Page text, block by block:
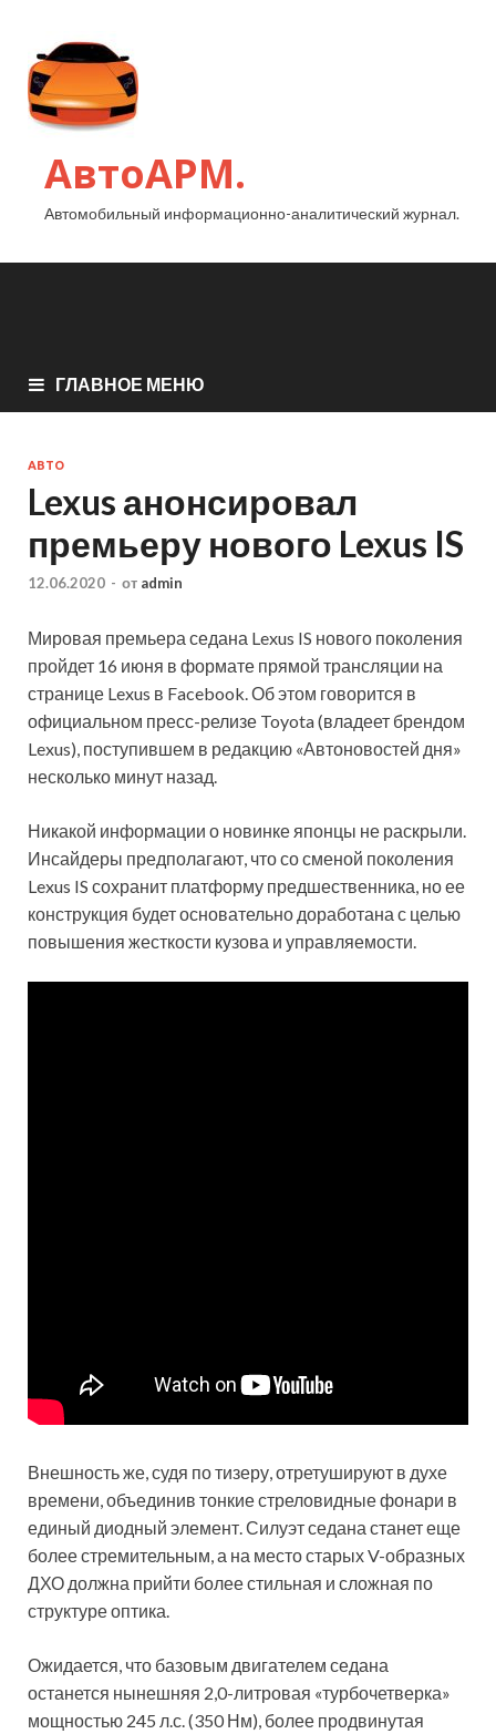
АвтоАРМ.
Автомобильный информационно-аналитический журнал.
ГЛАВНОЕ МЕНЮ
АВТО
Lexus анонсировал
премьеру нового Lexus IS
12.06.2020 - от admin
Мировая премьера седана Lexus IS нового поколения
пройдет 16 июня в формате прямой трансляции на
странице Lexus в Facebook. Об этом говорится в
официальном пресс-релизе Toyota (владеет брендом
Lexus), поступившем в редакцию «Автоновостей дня»
несколько минут назад.
Никакой информации о новинке японцы не раскрыли.
Инсайдеры предполагают, что со сменой поколения
Lexus IS сохранит платформу предшественника, но ее
конструкция будет основательно доработана с целью
повышения жесткости кузова и управляемости.
Внешность же, судя по тизеру, отретушируют в духе
времени, объединив тонкие стреловидные фонари в
единый диодный элемент. Силуэт седана станет еще
более стремительным, а на место старых V-образных
ДХО должна прийти более стильная и сложная по
структуре оптика.
Ожидается, что базовым двигателем седана
останется нынешняя 2,0-литровая «турбочетверка»
мощностью 245 л.с. (350 Нм), более продвинутая